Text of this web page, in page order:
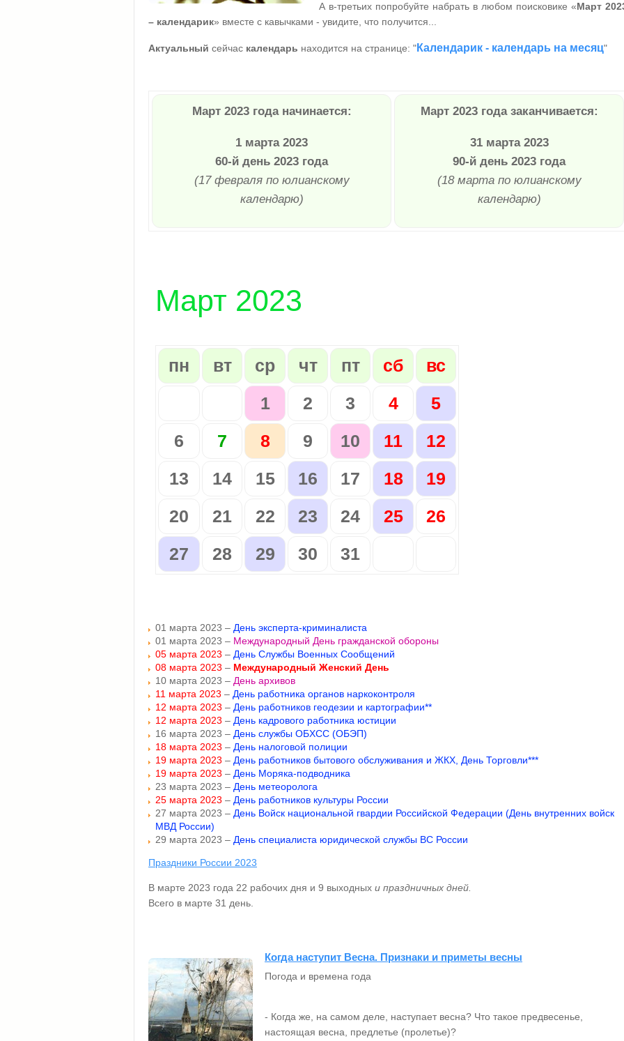
А в-третьих попробуйте набрать в любом поисковике «Март
– календарик» вместе с кавычками - увидите, что получится...
Актуальный сейчас календарь находится на странице: "Календарик - календарь на месяц"
Март 2023 года начинается:
1 марта 2023
60-й день 2023 года
(17 февраля по юлианскому
календарю)
Март 2023 года заканчивается:
31 марта 2023
90-й день 2023 года
(18 марта по юлианскому
календарю)
Март 2023
пн вт ср чт пт сб
вс
1
2 3 4
5
6
7 8 9 10 11
12
13
14 15 16 17 18
19
20
21 22 23 24 25
26
27
28 29 30 31
01 марта 2023 – День эксперта-криминалиста
01 марта 2023 – Международный День гражданской обороны
05 марта 2023 – День Службы Военных Сообщений
08 марта 2023 – Международный Женский День
10 марта 2023 – День архивов
11 марта 2023 – День работника органов наркоконтроля
12 марта 2023 – День работников геодезии и картографии**
12 марта 2023 – День кадрового работника юстиции
16 марта 2023 – День службы ОБХСС (ОБЭП)
18 марта 2023 – День налоговой полиции
19 марта 2023 – День работников бытового обслуживания и ЖКХ, День Торговли***
19 марта 2023 – День Моряка-подводника
23 марта 2023 – День метеоролога
25 марта 2023 – День работников культуры России
27 марта 2023 – День Войск национальной гвардии Российской Федерации (День внутренних войск
МВД России)
29 марта 2023 – День специалиста юридической службы ВС России
Праздники России 2023
В марте 2023 года 22 рабочих дня и 9 выходных и праздничных дней.
Всего в марте 31 день.
Когда наступит Весна. Признаки и приметы весны
Погода и времена года
- Когда же, на самом деле, наступает весна? Что такое предвесенье,
настоящая весна, предлетье (пролетье)?